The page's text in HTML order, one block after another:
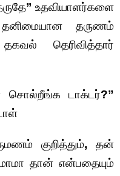
” உதவியாளர்களை
தனிமையான தருணம்
தகவல் தெரிவித்தார்
சொல்றீங்க டாக்டர்?”
குறித்தும்,தன்
தான் என்பதையும்